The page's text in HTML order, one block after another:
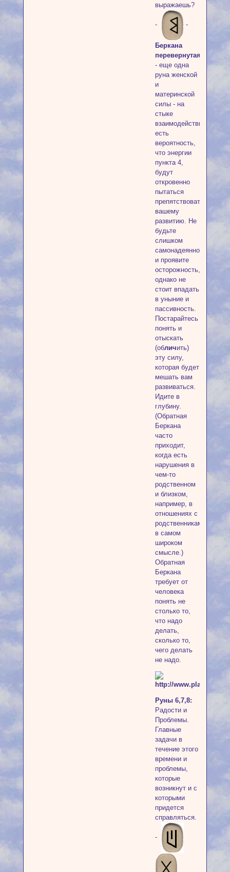
выражаешь?
- -
Беркана
перевернутая
- еще одна
руна женской
и
материнской
силы - на
стыке
взаимодействия,
есть
вероятность,
что энергии
пункта 4,
будут
откровенно
пытаться
препятствовать
вашему
развитию. Не
будьте
слишком
самонадеянной
и проявите
осторожность,
однако не
стоит впадать
в уныние и
пассивность.
Постарайтесь
понять и
отыскать
(обличить)
эту силу,
которая будет
мешать вам
развиваться.
Идите в
глубину.
(Обратная
Беркана
часто
приходит,
когда есть
нарушения в
чем-то
родственном
и близком,
например, в
отношениях с
родственниками
в самом
широком
смысле.)
Обратная
Беркана
требует от
человека
понять не
столько то,
что надо
делать,
сколько то,
чего делать
не надо.
Руны 6,7,8:
Радости и
Проблемы.
Главные
задачи в
течение этого
времени и
проблемы,
которые
возникнут и с
которыми
придется
справляться.
-